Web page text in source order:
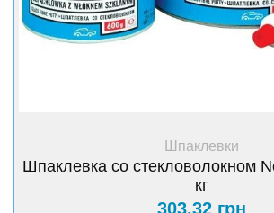
Шпаклевки
Шпаклевка со стекловолокном
кг
303.32 грн